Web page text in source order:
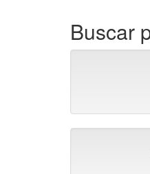
Buscar